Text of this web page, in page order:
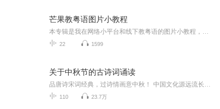
芒果教粤语图片小教程
22 1599
关于中秋节的古诗词诵读
110 23.7万